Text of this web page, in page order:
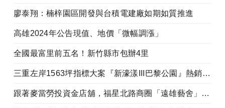
廖泰翔：楠梓園區開發與台積電建廠如期如質推進
高雄2024年公告現值、地價「微幅調漲」
全國最富里前五名！新竹縣市包辦4里
三重左岸1563坪指標大案『新濠漾III巴黎公園』熱銷開工
跟著麥當勞投資金店舖，福星北路商圈「遠雄藝舍」金店炙手可熱